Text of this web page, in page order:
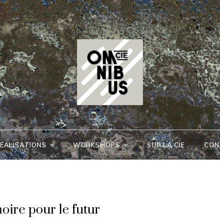
Cie
Omnibus
WORKSHOPS SUR LA CIE
pour le futur